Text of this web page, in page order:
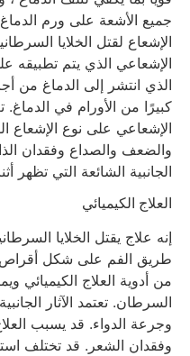
جميع الأشعة على ورم
الإشعاع لقتل الخلايا
الإشعاعي الذي يتم تطبيقه
الذي انتشر إلى الدماغ من
كبيرًا من الأورام في الدماغ.
الإشعاعي على نوع الإشعاع
والضعف والصداع وفقدان
الجانبية الشائعة التي تظهر
العلاج الكيميائي
إنه علاج يقتل الخلايا
طريق الفم على شكل أقراص
من أدوية العلاج الكيميائي
السرطان. تعتمد الآثار
وجرعة الدواء. قد يسبب
وفقدان الشعر. قد تختلف